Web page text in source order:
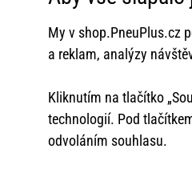
My v shop.PneuPlus.cz
a reklam, analýzy
Kliknutím na tlačítko
technologií. Pod
odvoláním souhlasu.